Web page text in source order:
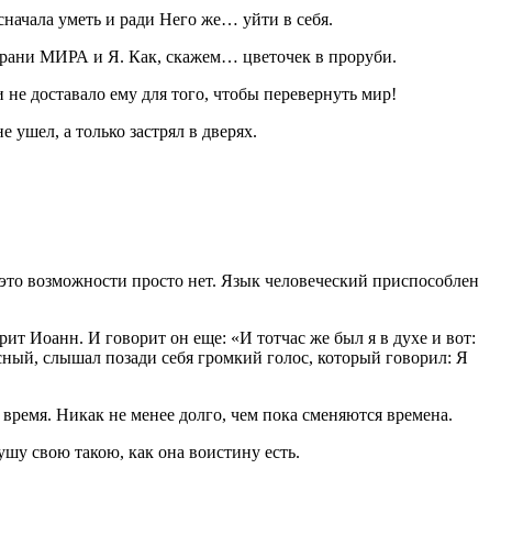
уметь и ради Него же… уйти в себя.
грани МИРА и Я. Как, скажем… цветочек в проруби.
доставало ему для того, чтобы перевернуть мир!
ушел, а только застрял в дверях.
возможности просто нет. Язык человеческий приспособлен
Иоанн. И говорит он еще: «И тотчас же был я в духе и вот:
слышал позади себя громкий голос, который говорил: Я
Никак не менее долго, чем пока сменяются времена.
такою, как она воистину есть.